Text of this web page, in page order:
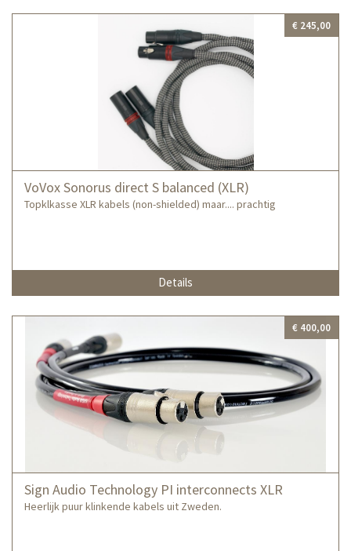
VoVox Sonorus direct S balanced (XLR)
Topklkasse XLR kabels (non-shielded) maar.... prachtig
€ 245,00
Details
Sign Audio Technology PI interconnects XLR
Heerlijk puur klinkende kabels uit Zweden.
€ 400,00